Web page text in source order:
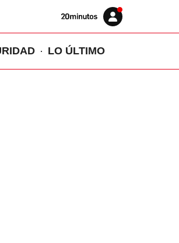
Volver
Iniciar
sesión
LO ÚLTIMO